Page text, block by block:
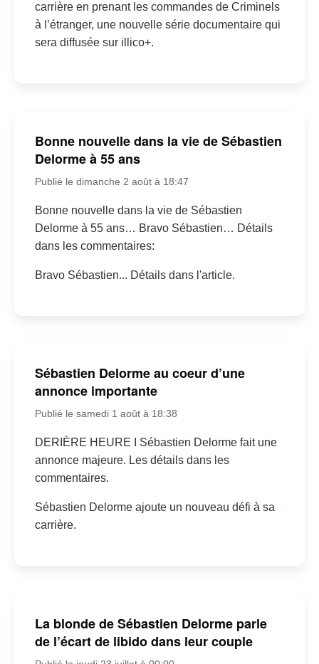
carrière en prenant les commandes de Criminels
à l’étranger, une nouvelle série documentaire qui
sera diffusée sur illico+.
Bonne nouvelle dans la vie de Sébastien
Delorme à 55 ans
Publié le dimanche 2 août à 18:47
Bonne nouvelle dans la vie de Sébastien
Delorme à 55 ans… Bravo Sébastien… Détails
dans les commentaires:
Bravo Sébastien... Détails dans l'article.
Sébastien Delorme au coeur d’une
annonce importante
Publié le samedi 1 août à 18:38
DERIÈRE HEURE I Sébastien Delorme fait une
annonce majeure. Les détails dans les
commentaires.
Sébastien Delorme ajoute un nouveau défi à sa
carrière.
La blonde de Sébastien Delorme parle
de l’écart de libido dans leur couple